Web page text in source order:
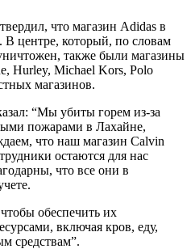
что магазин Adidas в
центре, который, по словам
также были магазины
Hurley, Michael Kors, Polo
магазинов.
“Мы убиты горем из-за
пожарами в Лахайне,
что наш магазин Calvin
остаются для нас
что все они в
обеспечить их
включая кров, еду,
средствам”.